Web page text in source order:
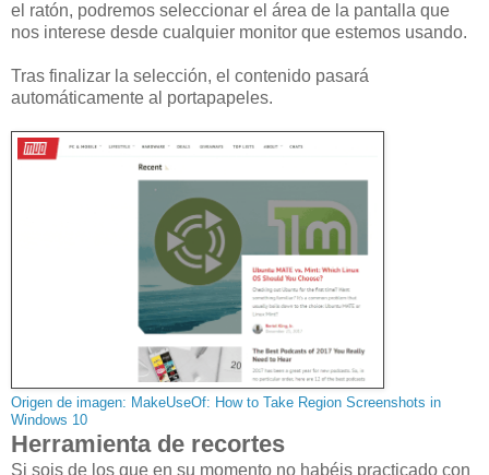
el ratón, podremos seleccionar el área de la pantalla que
nos interese desde cualquier monitor que estemos usando.
Tras finalizar la selección, el contenido pasará
automáticamente al portapapeles.
Origen de imagen: MakeUseOf: How to Take Region Screenshots in
Windows 10
Herramienta de recortes
Si sois de los que en su momento no habéis practicado con